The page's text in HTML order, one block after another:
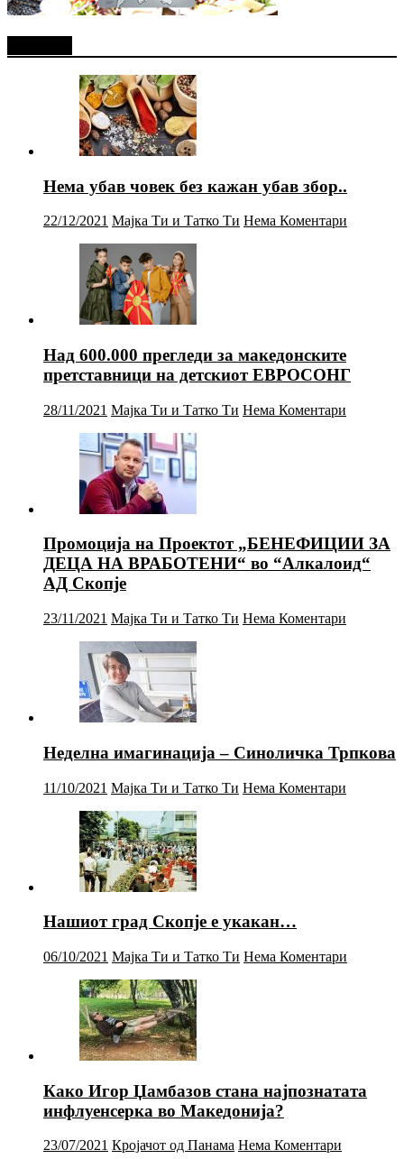
Нема убав човек без кажан убав збор..
22/12/2021 Мајка Ти и Татко Ти Нема Коментари
Над 600.000 прегледи за македонските
претставници на детскиот ЕВРОСОНГ
28/11/2021 Мајка Ти и Татко Ти Нема Коментари
Промоција на Проектот „БЕНЕФИЦИИ ЗА
ДЕЦА НА ВРАБОТЕНИ“ во “Алкалоид“
АД Скопје
23/11/2021 Мајка Ти и Татко Ти Нема Коментари
Неделна имагинација – Синоличка Трпкова
11/10/2021 Мајка Ти и Татко Ти Нема Коментари
Нашиот град Скопје е укакан…
06/10/2021 Мајка Ти и Татко Ти Нема Коментари
Како Игор Џамбазов стана најпознатата
инфлуенсерка во Македонија?
23/07/2021 Кројачот од Панама Нема Коментари